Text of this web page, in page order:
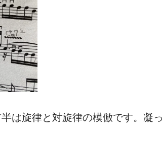
は旋律と対旋律の模倣です。凝っ